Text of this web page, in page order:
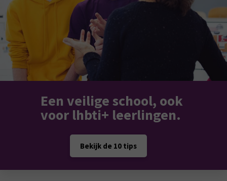
Een veilige school, ook
voor lhbti+ leerlingen.
Bekijk de 10 tips